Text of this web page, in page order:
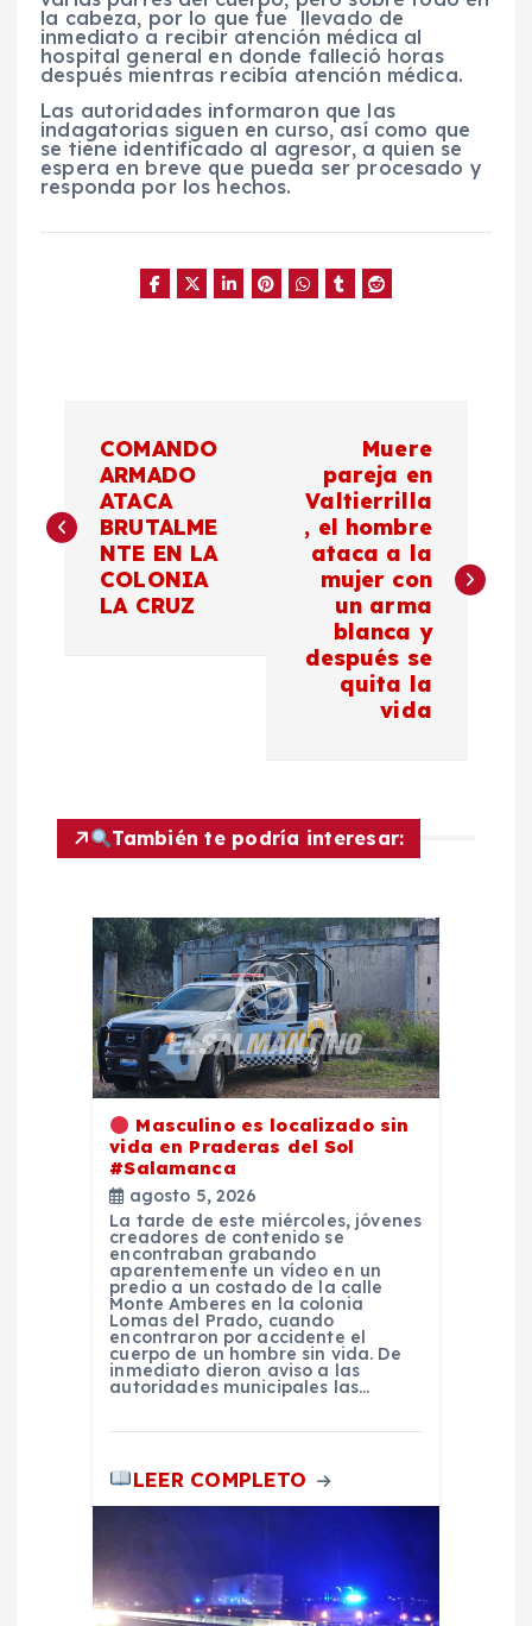
la cabeza, por lo que fue llevado de
inmediato a recibir atención médica al
hospital general en donde falleció horas
después mientras recibía atención médica.
Las autoridades informaron que las
indagatorias siguen en curso, así como que
se tiene identificado al agresor, a quien se
espera en breve que pueda ser procesado y
responda por los hechos.
v
COMANDO
ARMADO
ATACA
BRUTALME
NTE EN LA
COLONIA
LA CRUZ
Muere
pareja en
Valtierrilla
, el hombre
ataca a la
mujer con
un arma
blanca y
después se
quita la
vida
También te podría interesar:
Masculino es localizado sin
vida en Praderas del Sol
#Salamanca
agosto 5, 2026
La tarde de este miércoles, jóvenes
creadores de contenido se
encontraban grabando
aparentemente un vídeo en un
predio a un costado de la calle
Monte Amberes en la colonia
Lomas del Prado, cuando
encontraron por accidente el
cuerpo de un hombre sin vida. De
inmediato dieron aviso a las
autoridades municipales las…
LEER COMPLETO